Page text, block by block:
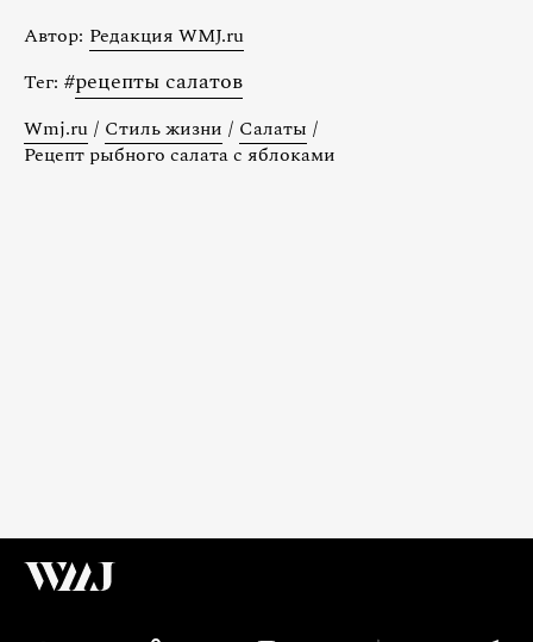
Автор: Редакция WMJ.ru
Тег: #рецепты салатов
Wmj.ru / Стиль жизни / Салаты /
Рецепт рыбного салата с яблоками